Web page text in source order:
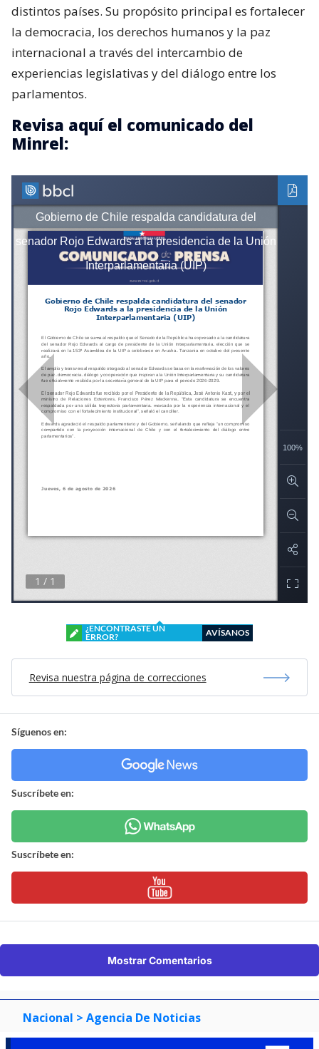
distintos países. Su propósito principal es fortalecer
la democracia, los derechos humanos y la paz
internacional a través del intercambio de
experiencias legislativas y del diálogo entre los
parlamentos.
Revisa aquí el comunicado del
Minrel:
¿ENCONTRASTE UN
ERROR?
AVÍSANOS
Revisa nuestra página de correcciones
Síguenos en:
Suscríbete en:
Suscríbete en:
Mostrar Comentarios
Nacional > Agencia De Noticias